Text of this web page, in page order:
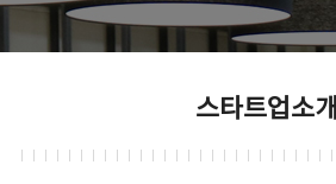
스타트업소개